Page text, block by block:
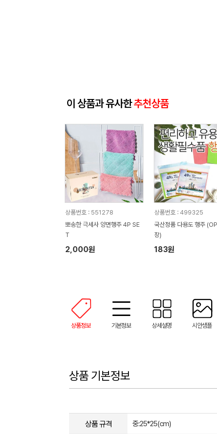
이 상품과 유사한추천상품
상품번호 : 551278
뽀송한 극세사 양면행주 4P SE
T
2,000원
상품번호 : 499325
국산정품 다용도 행주
장)
183원
상품정보 기본정보 상세설명 시안샘플
상품 기본정보
상품 규격 중:25*25(cm)